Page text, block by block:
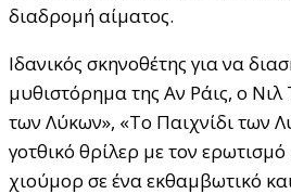
διαδρομή αίματος.
Ιδανικός σκηνοθέτης για να
μυθιστόρημα της Αν Ράις, ο
των Λύκων», «Το Παιχνίδι των
γοτθικό θρίλερ με τον
χιούμορ σε ένα εκθαμβωτικό